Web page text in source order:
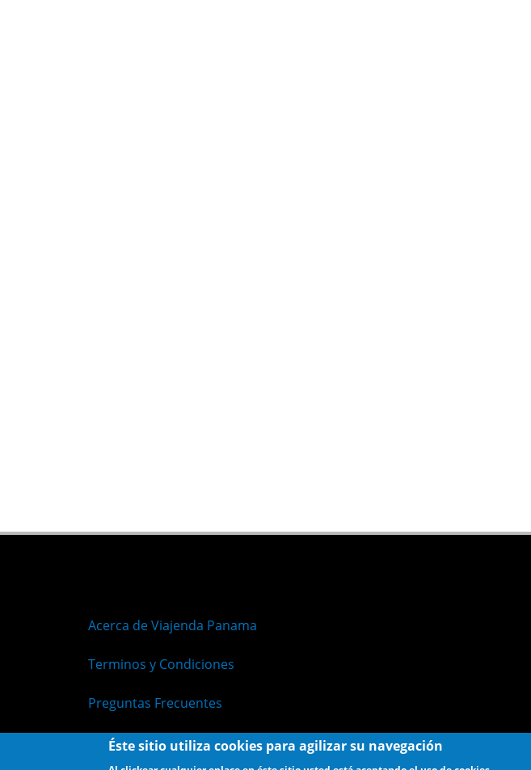
Acerca de Viajenda Panama
Terminos y Condiciones
Preguntas Frecuentes
Políticas de Privacidad
Éste sitio utiliza cookies para agilizar su navegación